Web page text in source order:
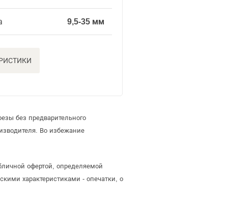
9,5-35 мм
без предварительного
Во избежание
офертой, определяемой
характеристиками - опечатки, о